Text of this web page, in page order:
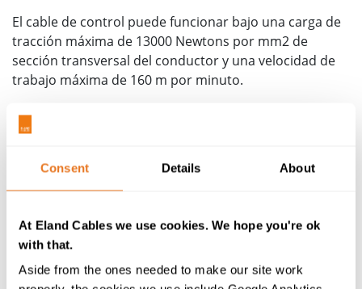
Consent Details About
At Eland Cables we use cookies. We hope you're ok
with that.
Aside from the ones needed to make our site work
El cable de control puede funcionar bajo una carga de
tracción máxima de 13000 Newtons por mm2 de
sección transversal del conductor y una velocidad de
trabajo máxima de 160 m por minuto.
Tamaños de los cables YSLTOE
dispuestos con una cuerda central de bolas de plomo,
en tamaños de núcleo de 2,5 mm2. También está
disponible una variante de 48 núcleos con un tamaño